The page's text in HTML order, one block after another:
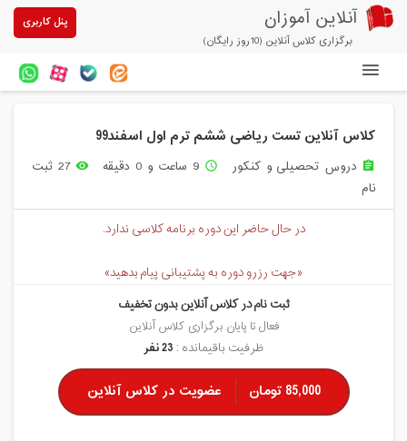
آنلاین آموزان
برگزاری کلاس آنلاین (10روز رایگان)
پنل کاربری
آزمون های آنلاین
درباره ما
کلاس آنلاین تست ریاضی ششم ترم اول اسفند99
assignment دروس تحصیلی و کنکور access_time 9 ساعت و 0 دقیقه remove_red_eye
27 ثبت
نام
در حال حاضر این دوره برنامه کلاسی ندارد.
«جهت رزرو دوره به پشتیبانی پیام بدهید»
ثبت نام در کلاس آنلاین بدون تخفیف
فعال تا پایان برگزاری کلاس آنلاین
ظرفیت باقیمانده : 23 نفر
85,000 تومان عضویت در کلاس آنلاین